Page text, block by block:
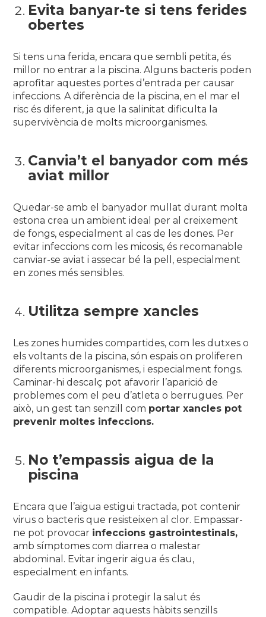
Evita banyar-te si tens ferides
obertes
Si tens una ferida, encara que sembli petita, és
millor no entrar a la piscina. Alguns bacteris poden
aprofitar aquestes portes d’entrada per causar
infeccions. A diferència de la piscina, en el mar el
risc és diferent, ja que la salinitat dificulta la
supervivència de molts microorganismes.
Canvia’t el banyador com més
aviat millor
Quedar-se amb el banyador mullat durant molta
estona crea un ambient ideal per al creixement
de fongs, especialment al cas de les dones. Per
evitar infeccions com les micosis, és recomanable
canviar-se aviat i assecar bé la pell, especialment
en zones més sensibles.
Utilitza sempre xancles
Les zones humides compartides, com les dutxes o
els voltants de la piscina, són espais on proliferen
diferents microorganismes, i especialment fongs.
Caminar-hi descalç pot afavorir l’aparició de
problemes com el peu d’atleta o berrugues. Per
això, un gest tan senzill com portar xancles pot
prevenir moltes infeccions.
No t’empassis aigua de la
piscina
Encara que l’aigua estigui tractada, pot contenir
virus o bacteris que resisteixen al clor. Empassar-
ne pot provocar infeccions gastrointestinals,
amb símptomes com diarrea o malestar
abdominal. Evitar ingerir aigua és clau,
especialment en infants.
Gaudir de la piscina i protegir la salut és
compatible. Adoptar aquests hàbits senzills